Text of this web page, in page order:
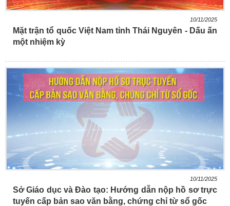
10/11/2025
Mặt trận tổ quốc Việt Nam tỉnh Thái Nguyên - Dấu ấn
một nhiệm kỳ
10/11/2025
Sở Giáo dục và Đào tạo: Hướng dẫn nộp hồ sơ trực
tuyến cấp bản sao văn bằng, chứng chỉ từ sổ gốc